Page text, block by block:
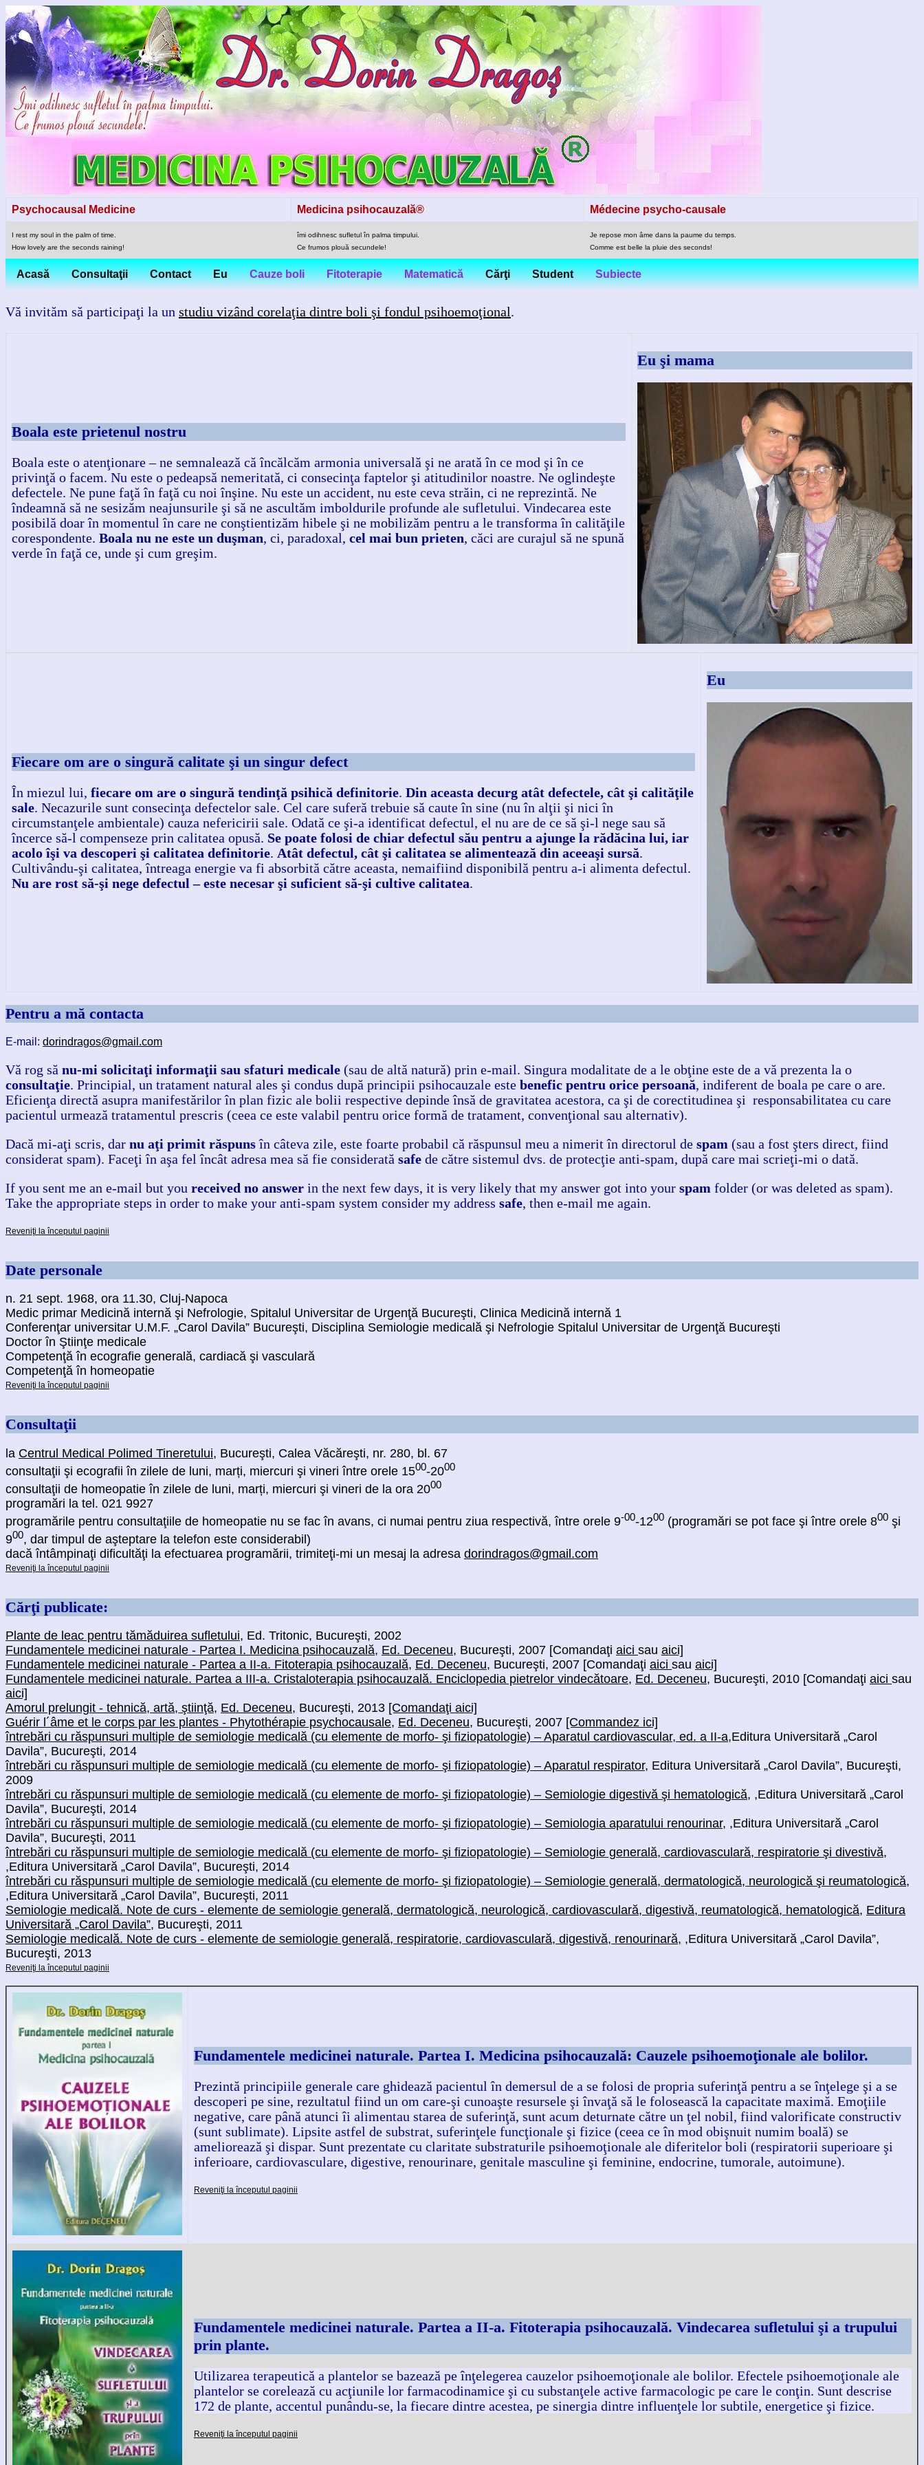
Psychocausal Medicine Medicina psihocauzală® Médecine psycho-causale
I rest my soul in the palm of time.
How lovely are the seconds raining!
îmi odihnesc sufletul în palma timpului.
Ce frumos plouă secundele!
Je repose mon âme dans la paume du temps.
Comme est belle la pluie des seconds!
Acasă Consultaţii Contact Eu Cauze boli Fitoterapie Matematică Cărţi Student Subiecte
Vă invităm să participaţi la un studiu vizând corelaţia dintre boli şi fondul psihoemoţional.
Boala este prietenul nostru
Boala este o atenţionare – ne semnalează că încălcăm armonia universală şi ne arată în ce mod şi în ce
privinţă o facem. Nu este o pedeapsă nemeritată, ci consecinţa faptelor şi atitudinilor noastre. Ne oglindeşte
defectele. Ne pune faţă în faţă cu noi înşine. Nu este un accident, nu este ceva străin, ci ne reprezintă. Ne
îndeamnă să ne sesizăm neajunsurile şi să ne ascultăm imboldurile profunde ale sufletului. Vindecarea este
posibilă doar în momentul în care ne conştientizăm hibele şi ne mobilizăm pentru a le transforma în calităţile
corespondente. Boala nu ne este un duşman, ci, paradoxal, cel mai bun prieten, căci are curajul să ne spună
verde în faţă ce, unde şi cum greşim.
Eu şi mama
Fiecare om are o singură calitate şi un singur defect
În miezul lui, fiecare om are o singură tendinţă psihică definitorie. Din aceasta decurg atât defectele, cât şi calităţile
sale. Necazurile sunt consecinţa defectelor sale. Cel care suferă trebuie să caute în sine (nu în alţii şi nici în
circumstanţele ambientale) cauza nefericirii sale. Odată ce şi-a identificat defectul, el nu are de ce să şi-l nege sau să
încerce să-l compenseze prin calitatea opusă. Se poate folosi de chiar defectul său pentru a ajunge la rădăcina lui, iar
acolo îşi va descoperi şi calitatea definitorie. Atât defectul, cât şi calitatea se alimentează din aceeaşi sursă.
Cultivându-şi calitatea, întreaga energie va fi absorbită către aceasta, nemaifiind disponibilă pentru a-i alimenta defectul.
Nu are rost să-şi nege defectul – este necesar şi suficient să-şi cultive calitatea.
Eu
Pentru a mă contacta
E-mail: dorindragos@gmail.com
Vă rog să nu-mi solicitaţi informaţii sau sfaturi medicale (sau de altă natură) prin e-mail. Singura modalitate de a le obţine este de a vă prezenta la o
consultaţie. Principial, un tratament natural ales şi condus după principii psihocauzale este benefic pentru orice persoană, indiferent de boala pe care o are.
Eficienţa directă asupra manifestărilor în plan fizic ale bolii respective depinde însă de gravitatea acestora, ca şi de corectitudinea şi responsabilitatea cu care
pacientul urmează tratamentul prescris (ceea ce este valabil pentru orice formă de tratament, convenţional sau alternativ).
Dacă mi-aţi scris, dar nu aţi primit răspunsîn câteva zile, este foarte probabil că răspunsul meu a nimerit în directorul de spam (sau a fost şters direct, fiind
considerat spam). Faceţi în aşa fel încât adresa mea să fie considerată safe de către sistemul dvs. de protecţie anti-spam, după care mai scrieţi-mi o dată.
If you sent me an e-mail but you received no answer in the next few days, it is very likely that my answer got into your spam folder (or was deleted as spam).
Take the appropriate steps in order to make your anti-spam system consider my address safe, then e-mail me again.
Reveniţi la începutul paginii
Date personale
n. 21 sept. 1968, ora 11.30, Cluj-Napoca
Medic primar Medicină internă şi Nefrologie, Spitalul Universitar de Urgenţă Bucureşti, Clinica Medicină internă 1
Conferenţar universitar U.M.F. „Carol Davila” Bucureşti, Disciplina Semiologie medicală şi Nefrologie Spitalul Universitar de Urgenţă Bucureşti
Doctor în Ştiinţe medicale
Competenţă în ecografie generală, cardiacă şi vasculară
Competenţă în homeopatie
Reveniţi la începutul paginii
Consultaţii
la Centrul Medical Polimed Tineretului, Bucureşti, Calea Văcăreşti, nr. 280, bl. 67
consultaţii şi ecografii în zilele de luni, marți, miercuri şi vineri între orele 1500-2000
consultaţii de homeopatie în zilele de luni, marți, miercuri şi vineri de la ora 2000
programări la tel. 021 9927
programările pentru consultaţiile de homeopatie nu se fac în avans, ci numai pentru ziua respectivă, între orele 9-00-1200 (programări se pot face şi între orele 800 şi
900, dar timpul de aşteptare la telefon este considerabil)
dacă întâmpinaţi dificultăţi la efectuarea programării, trimiteţi-mi un mesaj la adresa dorindragos@gmail.com
Reveniţi la începutul paginii
Cărţi publicate:
Plante de leac pentru tămăduirea sufletului, Ed. Tritonic, Bucureşti, 2002
Fundamentele medicinei naturale - Partea I. Medicina psihocauzală, Ed. Deceneu, Bucureşti, 2007 [Comandaţi aici sau aici]
Fundamentele medicinei naturale - Partea a II-a. Fitoterapia psihocauzală, Ed. Deceneu, Bucureşti, 2007 [Comandaţi aici sau aici]
Fundamentele medicinei naturale. Partea a III-a. Cristaloterapia psihocauzală. Enciclopedia pietrelor vindecătoare, Ed. Deceneu, Bucureşti, 2010 [Comandaţi aici sau
aici]
Amorul prelungit - tehnică, artă, ştiinţă, Ed. Deceneu, Bucureşti, 2013 [Comandaţi aici]
Guérir l´âme et le corps par les plantes - Phytothérapie psychocausale, Ed. Deceneu, Bucureşti, 2007 [Commandez ici]
întrebări cu răspunsuri multiple de semiologie medicală (cu elemente de morfo- şi fiziopatologie) – Aparatul cardiovascular, ed. a II-a,Editura Universitară „Carol
Davila”, Bucureşti, 2014
întrebări cu răspunsuri multiple de semiologie medicală (cu elemente de morfo- şi fiziopatologie) – Aparatul respirator, Editura Universitară „Carol Davila”, Bucureşti,
2009
întrebări cu răspunsuri multiple de semiologie medicală (cu elemente de morfo- şi fiziopatologie) – Semiologie digestivă şi hematologică, ,Editura Universitară „Carol
Davila”, Bucureşti, 2014
întrebări cu răspunsuri multiple de semiologie medicală (cu elemente de morfo- şi fiziopatologie) – Semiologia aparatului renourinar, ,Editura Universitară „Carol
Davila”, Bucureşti, 2011
întrebări cu răspunsuri multiple de semiologie medicală (cu elemente de morfo- şi fiziopatologie) – Semiologie generală, cardiovasculară, respiratorie şi divestivă,
,Editura Universitară „Carol Davila”, Bucureşti, 2014
întrebări cu răspunsuri multiple de semiologie medicală (cu elemente de morfo- şi fiziopatologie) – Semiologie generală, dermatologică, neurologică şi reumatologică,
,Editura Universitară „Carol Davila”, Bucureşti, 2011
Semiologie medicală. Note de curs - elemente de semiologie generală, dermatologică, neurologică, cardiovasculară, digestivă, reumatologică, hematologică, Editura
Universitară „Carol Davila”, Bucureşti, 2011
Semiologie medicală. Note de curs - elemente de semiologie generală, respiratorie, cardiovasculară, digestivă, renourinară, ,Editura Universitară „Carol Davila”,
Bucureşti, 2013
Reveniţi la începutul paginii
Fundamentele medicinei naturale. Partea I. Medicina psihocauzală: Cauzele psihoemoţionale ale bolilor.
Prezintă principiile generale care ghidează pacientul în demersul de a se folosi de propria suferinţă pentru a se înţelege şi a se
descoperi pe sine, rezultatul fiind un om care-şi cunoaşte resursele şi învaţă să le folosească la capacitate maximă. Emoţiile
negative, care până atunci îi alimentau starea de suferinţă, sunt acum deturnate către un ţel nobil, fiind valorificate constructiv
(sunt sublimate). Lipsite astfel de substrat, suferinţele funcţionale şi fizice (ceea ce în mod obişnuit numim boală) se
ameliorează şi dispar. Sunt prezentate cu claritate substraturile psihoemoţionale ale diferitelor boli (respiratorii superioare şi
inferioare, cardiovasculare, digestive, renourinare, genitale masculine şi feminine, endocrine, tumorale, autoimune).
Reveniţi la începutul paginii
Fundamentele medicinei naturale. Partea a II-a. Fitoterapia psihocauzală. Vindecarea sufletului şi a trupului
prin plante.
Utilizarea terapeutică a plantelor se bazează pe înţelegerea cauzelor psihoemoţionale ale bolilor. Efectele psihoemoţionale ale
plantelor se corelează cu acţiunile lor farmacodinamice şi cu substanţele active farmacologic pe care le conţin. Sunt descrise
172 de plante, accentul punându-se, la fiecare dintre acestea, pe sinergia dintre influenţele lor subtile, energetice şi fizice.
Reveniţi la începutul paginii